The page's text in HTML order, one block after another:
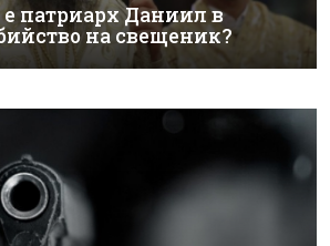
патриарх Даниил в
на свещеник?